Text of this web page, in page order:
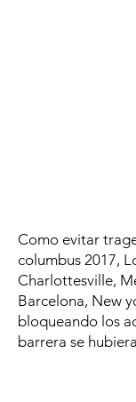
Como evitar
columbus 2017,
Charlottesville,
Barcelona, New
bloqueando los
barrera se